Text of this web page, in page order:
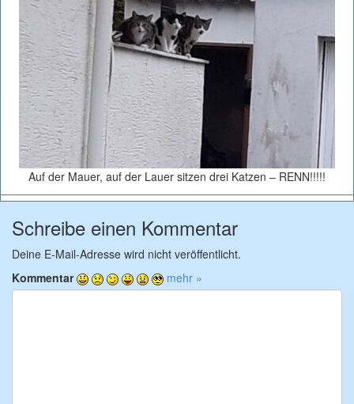
Auf der Mauer, auf der Lauer sitzen drei Katzen – RENN!!!!!
Schreibe einen Kommentar
Deine E-Mail-Adresse wird nicht veröffentlicht.
Kommentar
mehr »